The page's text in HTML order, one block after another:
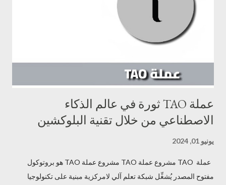
التكنولوجيا المتقدمة في متناول الجميع، من خلال خفض التكاليف وزيادة
الكفاءة، مما يدعم المبتكرين ورواد الأعمال في مجال الذكاء الاصطناعي
عملة TAO ثورة في عالم الذكاء
الاصطناعي من خلال تقنية البلوكشين
يونيو 01, 2024
عملة TAO مشروع عملة TAO مشروع عملة TAO هو بروتوكول
مفتوح المصدر يُشغِّل شبكة تعلم آلي لامركزية مبنية على تكنولوجيا